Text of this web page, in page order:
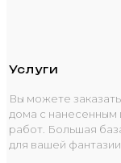
Услуги
Вы можете
дома с нанесенным
работ. Большая
для вашей